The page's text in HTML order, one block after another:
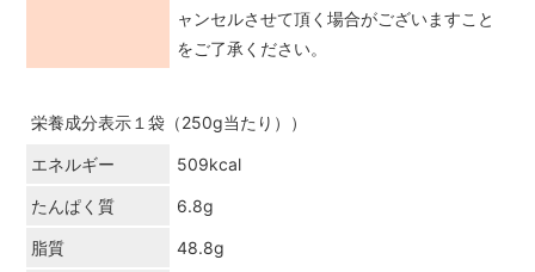
ャンセルさせて頂く場合がございますこと
をご了承ください。
栄養成分表示１袋（250g当たり））
エネルギー 509kcal
たんぱく質 6.8g
脂質 48.8g